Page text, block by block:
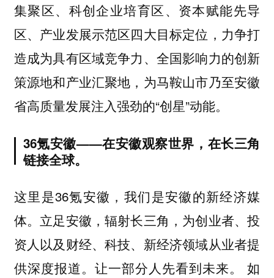
集聚区、科创企业培育区、资本赋能先导
区、产业发展示范区四大目标定位，力争打
造成为具有区域竞争力、全国影响力的创新
策源地和产业汇聚地，为马鞍山市乃至安徽
省高质量发展注入强劲的“创星”动能。
36氪安徽——在安徽观察世界，在长三角
链接全球。
这里是36氪安徽，我们是安徽的新经济媒
体。立足安徽，辐射长三角，为创业者、投
资人以及财经、科技、新经济领域从业者提
供深度报道。让一部分人先看到未来。 如